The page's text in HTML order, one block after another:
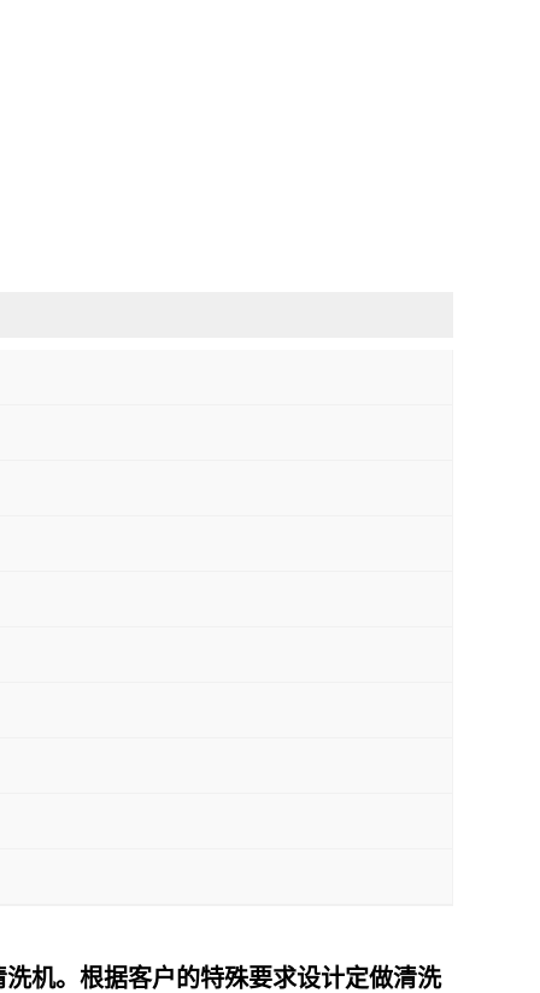
机。根据客户的特殊要求设计定做清洗